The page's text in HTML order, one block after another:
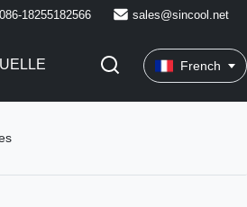
18255182566 sales@sincool.net
French